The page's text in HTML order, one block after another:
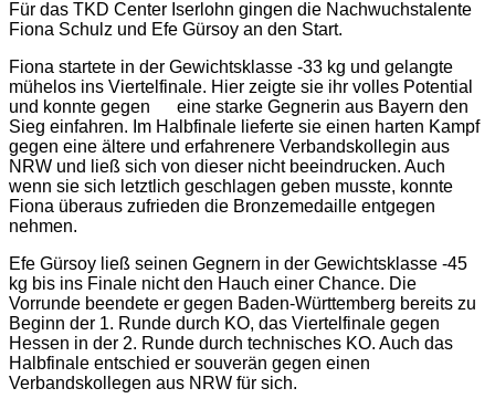
Für das TKD Center Iserlohn gingen die Nachwuchstalente
Fiona Schulz und Efe Gürsoy an den Start.
Fiona startete in der Gewichtsklasse -33 kg und gelangte
mühelos ins Viertelfinale. Hier zeigte sie ihr volles Potential
und konnte gegen eine starke Gegnerin aus Bayern den
Sieg einfahren. Im Halbfinale lieferte sie einen harten Kampf
gegen eine ältere und erfahrenere Verbandskollegin aus
NRW und ließ sich von dieser nicht beeindrucken. Auch
wenn sie sich letztlich geschlagen geben musste, konnte
Fiona überaus zufrieden die Bronzemedaille entgegen
nehmen.
Efe Gürsoy ließ seinen Gegnern in der Gewichtsklasse -45
kg bis ins Finale nicht den Hauch einer Chance. Die
Vorrunde beendete er gegen Baden-Württemberg bereits zu
Beginn der 1. Runde durch KO, das Viertelfinale gegen
Hessen in der 2. Runde durch technisches KO. Auch das
Halbfinale entschied er souverän gegen einen
Verbandskollegen aus NRW für sich.